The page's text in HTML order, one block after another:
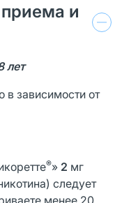
и
лет
в зависимости от
®» 2 мг
следует
менее 20